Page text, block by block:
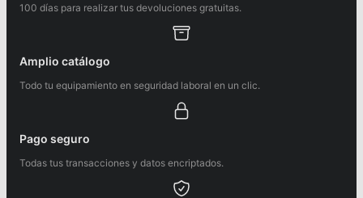
100 días para realizar tus devoluciones gratuitas.
Amplio catálogo
Todo tu equipamiento en seguridad laboral en un clic.
Pago seguro
Todas tus transacciones y datos encriptados.